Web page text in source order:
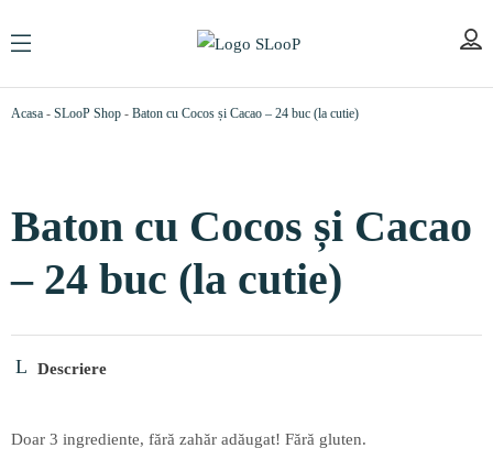
Acasa - SLooP Shop - Baton cu Cocos și Cacao – 24 buc (la cutie)
Baton cu Cocos și Cacao
– 24 buc (la cutie)
Descriere
Doar 3 ingrediente, fără zahăr adăugat! Fără gluten.